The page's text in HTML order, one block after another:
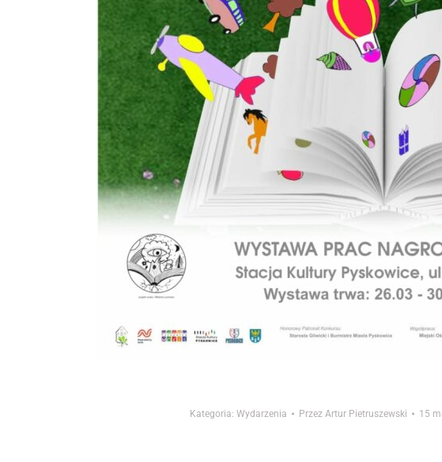
Kategoria: Wydarzenia Przez Artur Pietruszewski 15